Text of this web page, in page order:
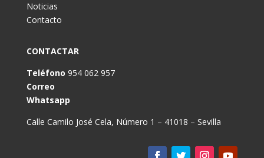
Noticias
Contacto
CONTACTAR
Teléfono 954 062 957
Correo
Whatsapp
Calle Camilo José Cela, Número 1 – 41018 – Sevilla